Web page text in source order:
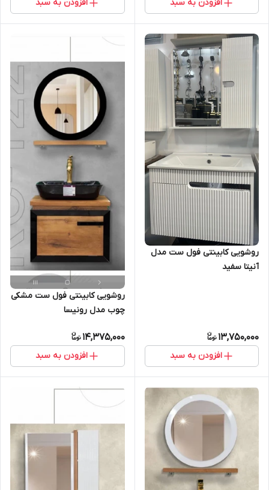
افزودن به سبد افزودن به سبد
روشویی کابینتی فول ست مدل
آنیتا سفید
13,750,000
افزودن به سبد
روشویی کابینتی فول ست مشکی
چوب مدل رونیسا
14,375,000
افزودن به سبد